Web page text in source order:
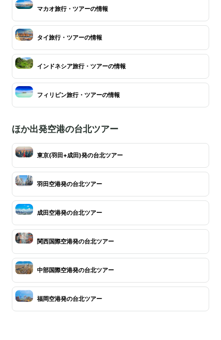
マカオ旅行・ツアーの情報
タイ旅行・ツアーの情報
インドネシア旅行・ツアーの情報
フィリピン旅行・ツアーの情報
ほか出発空港の台北ツアー
東京(羽田+成田)発の台北ツアー
羽田空港発の台北ツアー
成田空港発の台北ツアー
関西国際空港発の台北ツアー
中部国際空港発の台北ツアー
福岡空港発の台北ツアー